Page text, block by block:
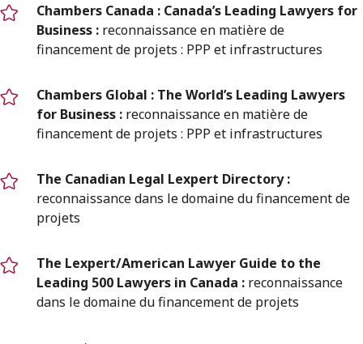
Chambers Canada : Canada’s Leading Lawyers for
Business : reconnaissance en matière de
financement de projets : PPP et infrastructures
Chambers Global : The World’s Leading Lawyers
for Business : reconnaissance en matière de
financement de projets : PPP et infrastructures
The Canadian Legal Lexpert Directory :
reconnaissance dans le domaine du financement de
projets
The Lexpert/American Lawyer Guide to the
Leading 500 Lawyers in Canada : reconnaissance
dans le domaine du financement de projets